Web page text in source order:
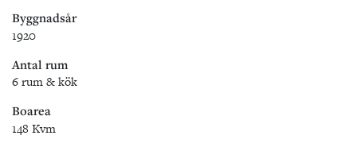
Byggnadsår
1920
Antal rum
6 rum & kök
Boarea
148 Kvm